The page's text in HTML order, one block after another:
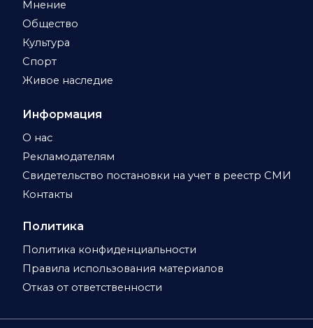
Мнение
Общество
Культура
Спорт
Живое наследие
Информация
О нас
Рекламодателям
Свидетельство постановки на учет в реестр СМИ
Контакты
Политика
Политика конфиденциальности
Правила использования материалов
Отказ от ответственности